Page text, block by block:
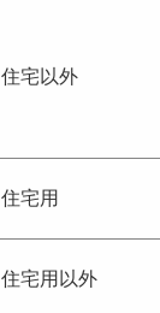
住宅以外
住宅用
住宅用以外